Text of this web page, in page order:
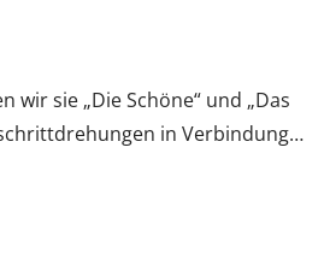
wir sie „Die Schöne“ und „Das
in Verbindung…